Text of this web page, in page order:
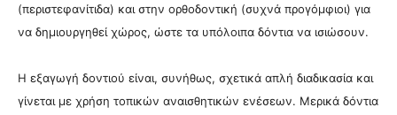
(περιστεφανίτιδα) και στην ορθοδοντική (συχνά προγόμφιοι) για
να δημιουργηθεί χώρος, ώστε τα υπόλοιπα δόντια να ισιώσουν.
Η εξαγωγή δοντιού είναι, συνήθως, σχετικά απλή διαδικασία και
γίνεται με χρήση τοπικών αναισθητικών ενέσεων. Μερικά δόντια